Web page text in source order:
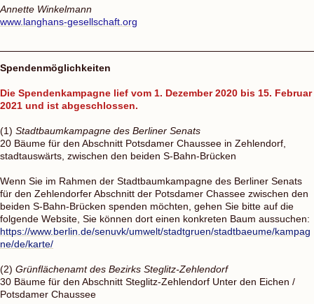
Annette Winkelmann
www.langhans-gesellschaft.org
Spendenmöglichkeiten
Die Spendenkampagne lief vom 1. Dezember 2020 bis 15. Februar
2021 und ist abgeschlossen.
(1) Stadtbaumkampagne des Berliner Senats
20 Bäume für den Abschnitt Potsdamer Chaussee in Zehlendorf,
stadtauswärts, zwischen den beiden S-Bahn-Brücken
Wenn Sie im Rahmen der Stadtbaumkampagne des Berliner Senats
für den Zehlendorfer Abschnitt der Potsdamer Chassee zwischen den
beiden S-Bahn-Brücken spenden möchten, gehen Sie bitte auf die
folgende Website, Sie können dort einen konkreten Baum aussuchen:
https://www.berlin.de/senuvk/umwelt/stadtgruen/stadtbaeume/kampag
ne/de/karte/
(2) Grünflächenamt des Bezirks Steglitz-Zehlendorf
30 Bäume für den Abschnitt Steglitz-Zehlendorf Unter den Eichen /
Potsdamer Chaussee